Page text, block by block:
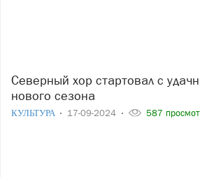
Северный хор стартовал с удачных гастролей
нового сезона
КУЛЬТУРА 17-09-2024 587